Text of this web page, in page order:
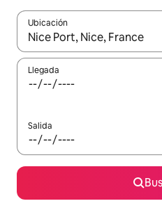
Ubicación
Cuando los resultados estén
Llegada
Salida